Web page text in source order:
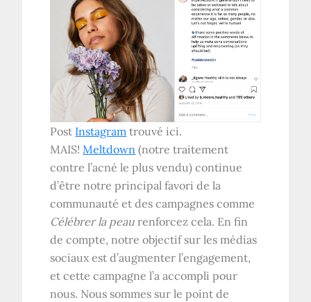
Post Instagram trouvé ici.
MAIS!Meltdown (notre traitement
contre l’acné le plus vendu) continue
d’être notre principal favori de la
communauté et des campagnes comme
Célébrer la peau renforcez cela. En fin
de compte, notre objectif sur les médias
sociaux est d’augmenter l’engagement,
et cette campagne l’a accompli pour
nous. Nous sommes sur le point de